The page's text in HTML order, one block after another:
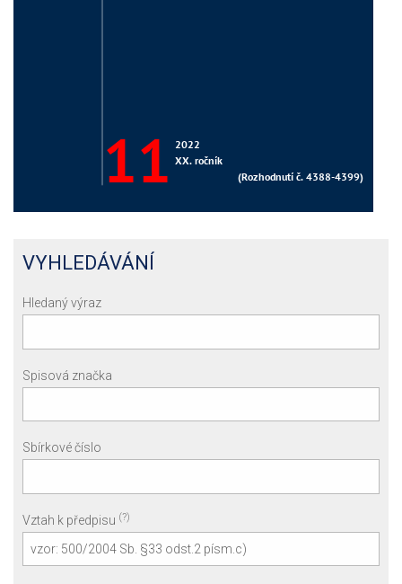
VYHLEDÁVÁNÍ
Hledaný výraz
Spisová značka
Sbírkové číslo
Vztah k předpisu (?)